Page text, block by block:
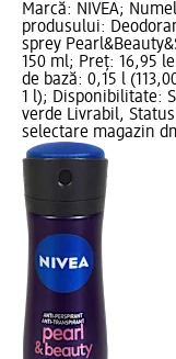
Marcă: NIVEA;
produsului:
sprey
150 ml; Preț: 16,95
de bază: 0,15 l
1 l); Disponibilitate:
verde Livrabil,
selectare magazin